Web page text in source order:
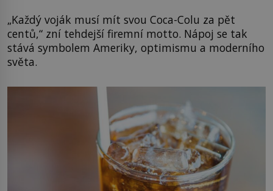
„Každý voják musí mít svou Coca-Colu za pět
centů,“ zní tehdejší firemní motto. Nápoj se tak
stává symbolem Ameriky, optimismu a moderního
světa.